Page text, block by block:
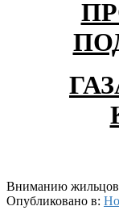
Вниманию жильцов
Опубликовано в: